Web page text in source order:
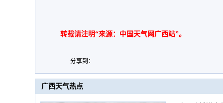
转载请注明“来源：中国天气网广西站”。
分享到：
广西天气热点